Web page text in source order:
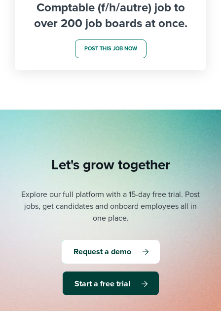
Comptable (f/h/autre) job to
over 200 job boards at once.
POST THIS JOB NOW
Let's grow together
Explore our full platform with a 15-day free trial. Post
jobs, get candidates and onboard employees all in
one place.
Request a demo
Start a free trial